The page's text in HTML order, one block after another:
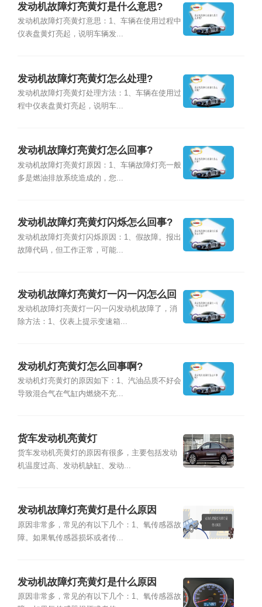
发动机故障灯亮黄灯是什么意思?
发动机故障灯亮黄灯意思：1、车辆在使用过程中
仪表盘黄灯亮起，说明车辆发...
发动机故障灯亮黄灯怎么处理?
发动机故障灯亮黄灯处理方法：1、车辆在使用过
程中仪表盘黄灯亮起，说明车...
发动机故障灯亮黄灯怎么回事?
发动机故障灯亮黄灯原因：1、车辆故障灯亮一般
多是燃油排放系统造成的，您...
发动机故障灯亮黄灯闪烁怎么回事?
发动机故障灯亮黄灯闪烁原因：1、假故障。报出
故障代码，但工作正常，可能...
发动机故障灯亮黄灯一闪一闪怎么回
事?
发动机故障灯亮黄灯一闪一闪发动机故障了，消
除方法：1、仪表上提示变速箱...
发动机灯亮黄灯怎么回事啊?
发动机灯亮黄灯的原因如下：1、汽油品质不好会
导致混合气在气缸内燃烧不充...
货车发动机亮黄灯
货车发动机亮黄灯的原因有很多，主要包括发动
机温度过高、发动机缺缸、发动...
发动机故障灯亮黄灯是什么原因
原因非常多，常见的有以下几个：1、氧传感器故
障。如果氧传感器损坏或者传...
发动机故障灯亮黄灯是什么原因
原因非常多，常见的有以下几个：1、氧传感器故